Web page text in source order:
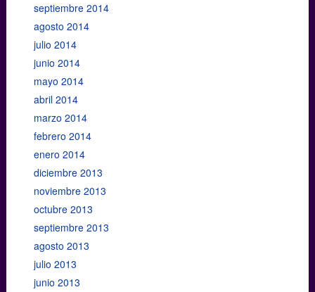
septiembre 2014
agosto 2014
julio 2014
junio 2014
mayo 2014
abril 2014
marzo 2014
febrero 2014
enero 2014
diciembre 2013
noviembre 2013
octubre 2013
septiembre 2013
agosto 2013
julio 2013
junio 2013